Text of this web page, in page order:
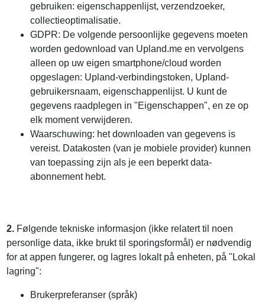
gebruiken: eigenschappenlijst, verzendzoeker,
collectieoptimalisatie.
GDPR: De volgende persoonlijke gegevens moeten
worden gedownload van Upland.me en vervolgens
alleen op uw eigen smartphone/cloud worden
opgeslagen: Upland-verbindingstoken, Upland-
gebruikersnaam, eigenschappenlijst. U kunt de
gegevens raadplegen in "Eigenschappen", en ze op
elk moment verwijderen.
Waarschuwing: het downloaden van gegevens is
vereist. Datakosten (van je mobiele provider) kunnen
van toepassing zijn als je een beperkt data-
abonnement hebt.
2. Følgende tekniske informasjon (ikke relatert til noen
personlige data, ikke brukt til sporingsformål) er nødvendig
for at appen fungerer, og lagres lokalt på enheten, på "Lokal
lagring":
Brukerpreferanser (språk)